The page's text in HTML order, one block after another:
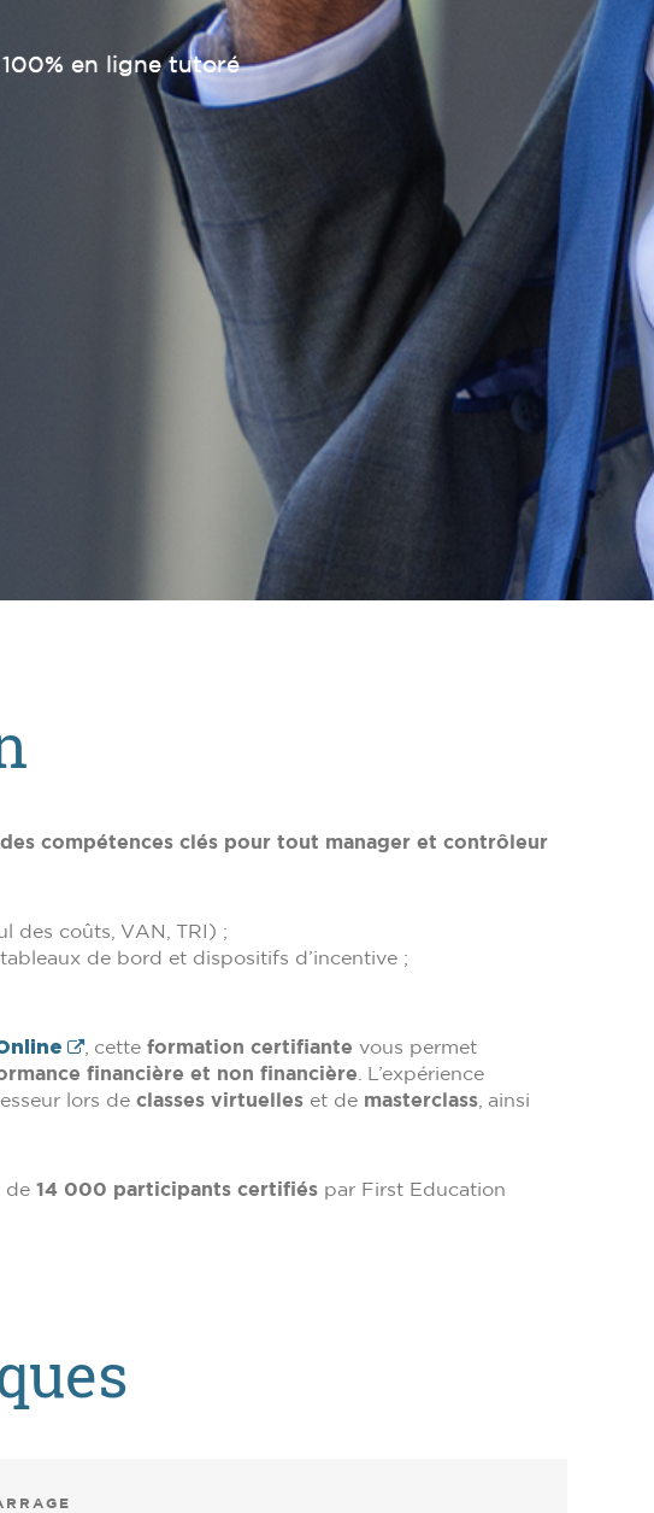
en ligne tutoré
compétences clés pour tout manager et contrôleur
des coûts, VAN, TRI) ;
de bord et dispositifs d’incentive ;
, cette formation certifiante vous permet
financière et non financière. L’expérience
lors de classes virtuelles et de masterclass, ainsi
de 14 000 participants certifiés par First Education